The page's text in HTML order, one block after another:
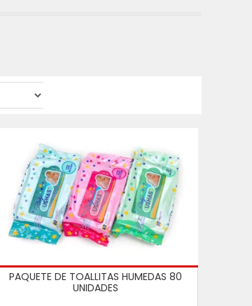
PAQUETE DE TOALLITAS HUMEDAS 80
UNIDADES